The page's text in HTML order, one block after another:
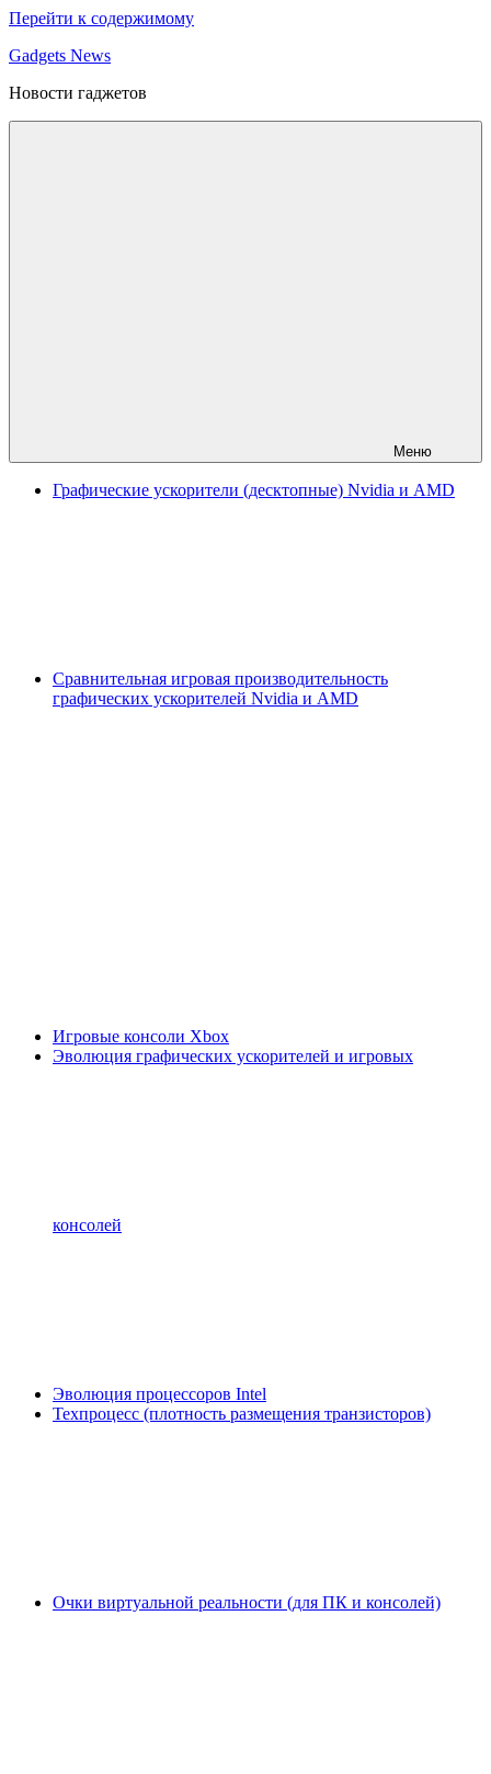
Перейти к содержимому
Gadgets News
Новости гаджетов
Меню
Графические ускорители (десктопные) Nvidia и AMD
Сравнительная игровая производительность
графических ускорителей Nvidia и AMD
Игровые консоли Xbox
Эволюция графических ускорителей и игровых
консолей
Эволюция процессоров Intel
Техпроцесс (плотность размещения транзисторов)
Очки виртуальной реальности (для ПК и консолей)